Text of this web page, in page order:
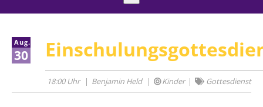
Aug.
30
18:00 Uhr Benjamin Held Kinder Gottesdienst